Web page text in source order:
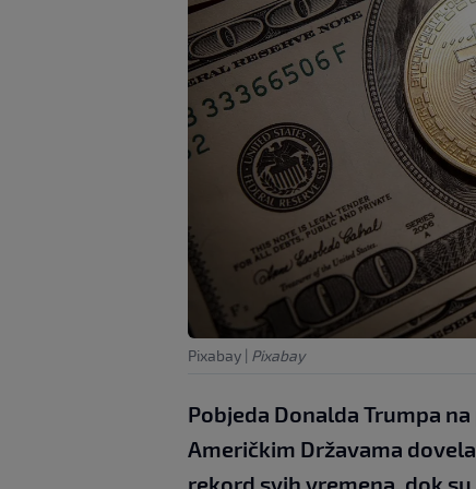
Pixabay | Pixabay
Pobjeda Donalda Trumpa
Američkim Državama
rekord svih vremena, dok